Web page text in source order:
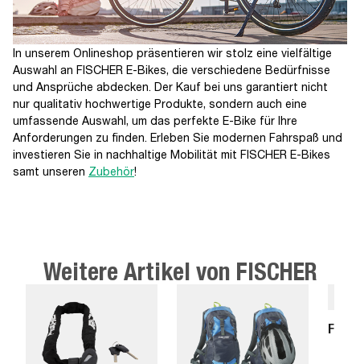
In unserem Onlineshop präsentieren wir stolz eine vielfältige
Auswahl an FISCHER E-Bikes, die verschiedene Bedürfnisse
und Ansprüche abdecken. Der Kauf bei uns garantiert nicht
nur qualitativ hochwertige Produkte, sondern auch eine
umfassende Auswahl, um das perfekte E-Bike für Ihre
Anforderungen zu finden. Erleben Sie modernen Fahrspaß und
investieren Sie in nachhaltige Mobilität mit FISCHER E-Bikes
samt unseren Zubehör!
Weitere Artikel von FISCHER